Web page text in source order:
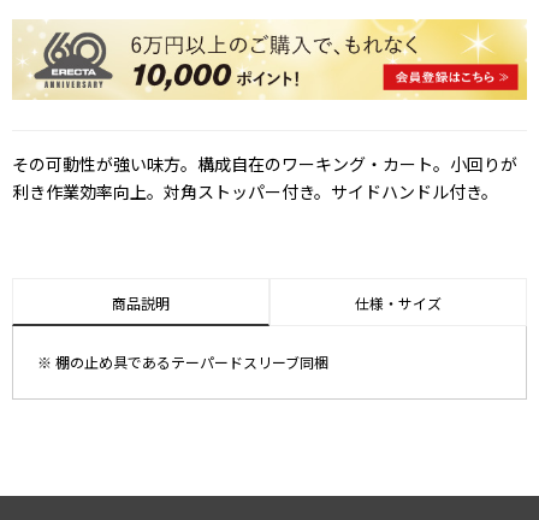
その可動性が強い味方。構成自在のワーキング・カート。小回りが
利き作業効率向上。対角ストッパー付き。サイドハンドル付き。
商品説明 仕様・サイズ
※ 棚の止め具であるテーパードスリーブ同梱